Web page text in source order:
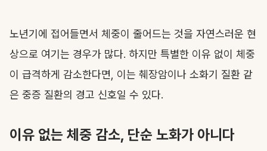
노년기에 접어들면서 체중이 줄어드는 것을 자연스러운 현
상으로 여기는 경우가 많다. 하지만 특별한 이유 없이 체중
이 급격하게 감소한다면, 이는 췌장암이나 소화기 질환 같
은 중증 질환의 경고 신호일 수 있다.
이유 없는 체중 감소, 단순 노화가 아니다